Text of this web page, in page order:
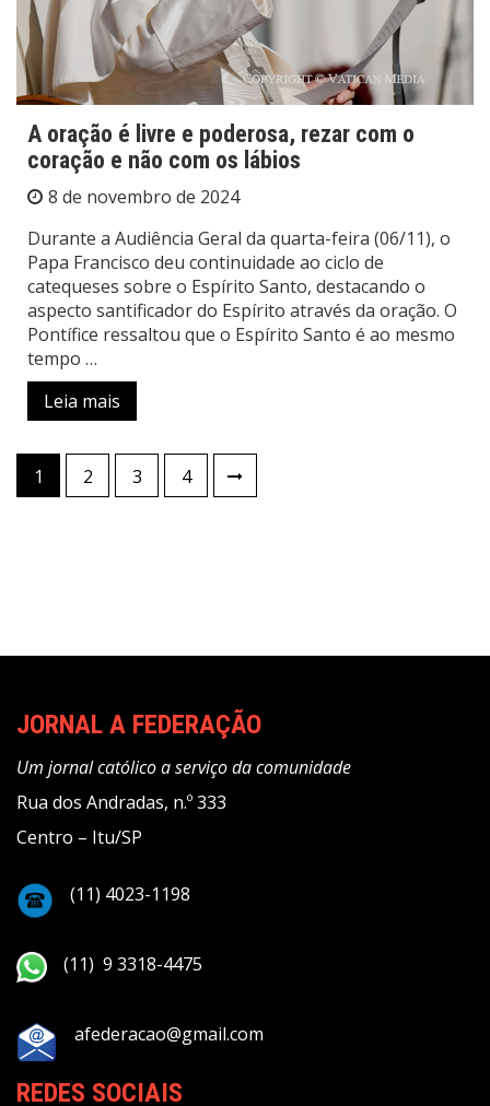
A oração é livre e poderosa, rezar com o
coração e não com os lábios
8 de novembro de 2024
Durante a Audiência Geral da quarta-feira (06/11), o
Papa Francisco deu continuidade ao ciclo de
catequeses sobre o Espírito Santo, destacando o
aspecto santificador do Espírito através da oração. O
Pontífice ressaltou que o Espírito Santo é ao mesmo
tempo …
Leia mais
Paginação
de
1 2 3 4
JORNAL A FEDERAÇÃO
Um jornal católico a serviço da comunidade
Rua dos Andradas, n.º 333
Centro – Itu/SP
(11) 4023-1198
(11) 9 3318-4475
afederacao@gmail.com
REDES SOCIAIS